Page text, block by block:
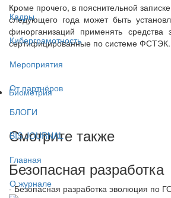
Кадры
Киберграмотность
Мероприятия
От партнёров
БЛОГИ
BIS JOURNAL
Главная
О журнале
Кроме прочего, в пояснительной
следующего года может быть
финорганизаций применять
сертифицированные по системе ФСТЭК.
Биометрия
Смотрите также
Безопасная разработка
- Безопасная разработка эволюция по